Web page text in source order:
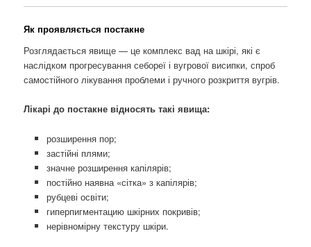
Як проявляється постакне
Розглядається явище — це комплекс вад на шкірі, які є
наслідком прогресування себореї і вугрової висипки, спроб
самостійного лікування проблеми і ручного розкриття вугрів.
Лікарі до постакне відносять такі явища:
розширення пор;
застійні плями;
значне розширення капілярів;
постійно наявна «сітка» з капілярів;
рубцеві освіти;
гиперпигментацию шкірних покривів;
нерівномірну текстуру шкіри.